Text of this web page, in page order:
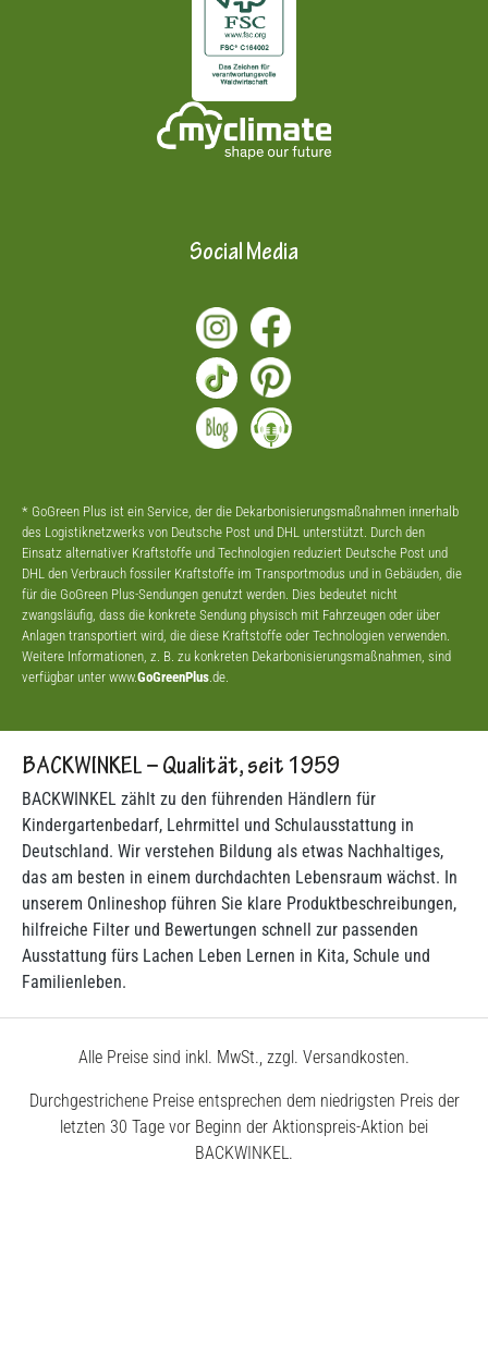
Social Media
* GoGreen Plus ist ein Service, der die Dekarbonisierungsmaßnahmen innerhalb
des Logistiknetzwerks von Deutsche Post und DHL unterstützt. Durch den
Einsatz alternativer Kraftstoffe und Technologien reduziert Deutsche Post und
DHL den Verbrauch fossiler Kraftstoffe im Transportmodus und in Gebäuden, die
für die GoGreen Plus-Sendungen genutzt werden. Dies bedeutet nicht
zwangsläufig, dass die konkrete Sendung physisch mit Fahrzeugen oder über
Anlagen transportiert wird, die diese Kraftstoffe oder Technologien verwenden.
Weitere Informationen, z. B. zu konkreten Dekarbonisierungsmaßnahmen, sind
verfügbar unter www.GoGreenPlus .de.
BACKWINKEL – Qualität, seit 1959
BACKWINKEL zählt zu den führenden Händlern für
Kindergartenbedarf, Lehrmittel und Schulausstattung in
Deutschland. Wir verstehen Bildung als etwas Nachhaltiges,
das am besten in einem durchdachten Lebensraum wächst. In
unserem Onlineshop führen Sie klare Produktbeschreibungen,
hilfreiche Filter und Bewertungen schnell zur passenden
Ausstattung fürs Lachen Leben Lernen in Kita, Schule und
Familienleben.
Alle Preise sind inkl. MwSt., zzgl. Versandkosten.
Durchgestrichene Preise entsprechen dem niedrigsten Preis der
letzten 30 Tage vor Beginn der Aktionspreis-Aktion bei
BACKWINKEL.